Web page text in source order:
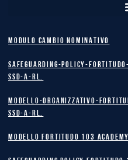
MODULO CAMBIO NOMINATIVO
safeguarding-policy-
SSD-A-RL.
Modello-Organizzativo-
SSD-A-RL.
MODELLO FORTITUDO 103